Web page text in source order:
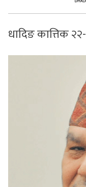
सुचनाहरु
स्वास्थ्य
धादिङ कात्तिक २२-